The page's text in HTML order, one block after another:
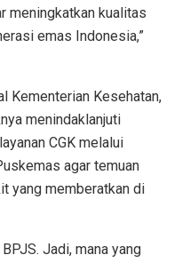
meningkatkan kualitas
emas Indonesia,”
Kementerian Kesehatan,
menindaklanjuti
CGK melalui
agar temuan
yang memberatkan di
Jadi, mana yang